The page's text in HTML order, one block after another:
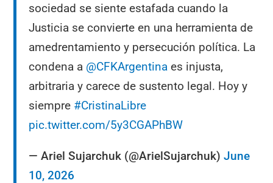
sociedad se siente estafada cuando la
Justicia se convierte en una herramienta de
amedrentamiento y persecución política. La
condena a @CFKArgentina es injusta,
arbitraria y carece de sustento legal. Hoy y
siempre #CristinaLibre
pic.twitter.com/5y3CGAPhBW
— Ariel Sujarchuk (@ArielSujarchuk)June
10, 2026